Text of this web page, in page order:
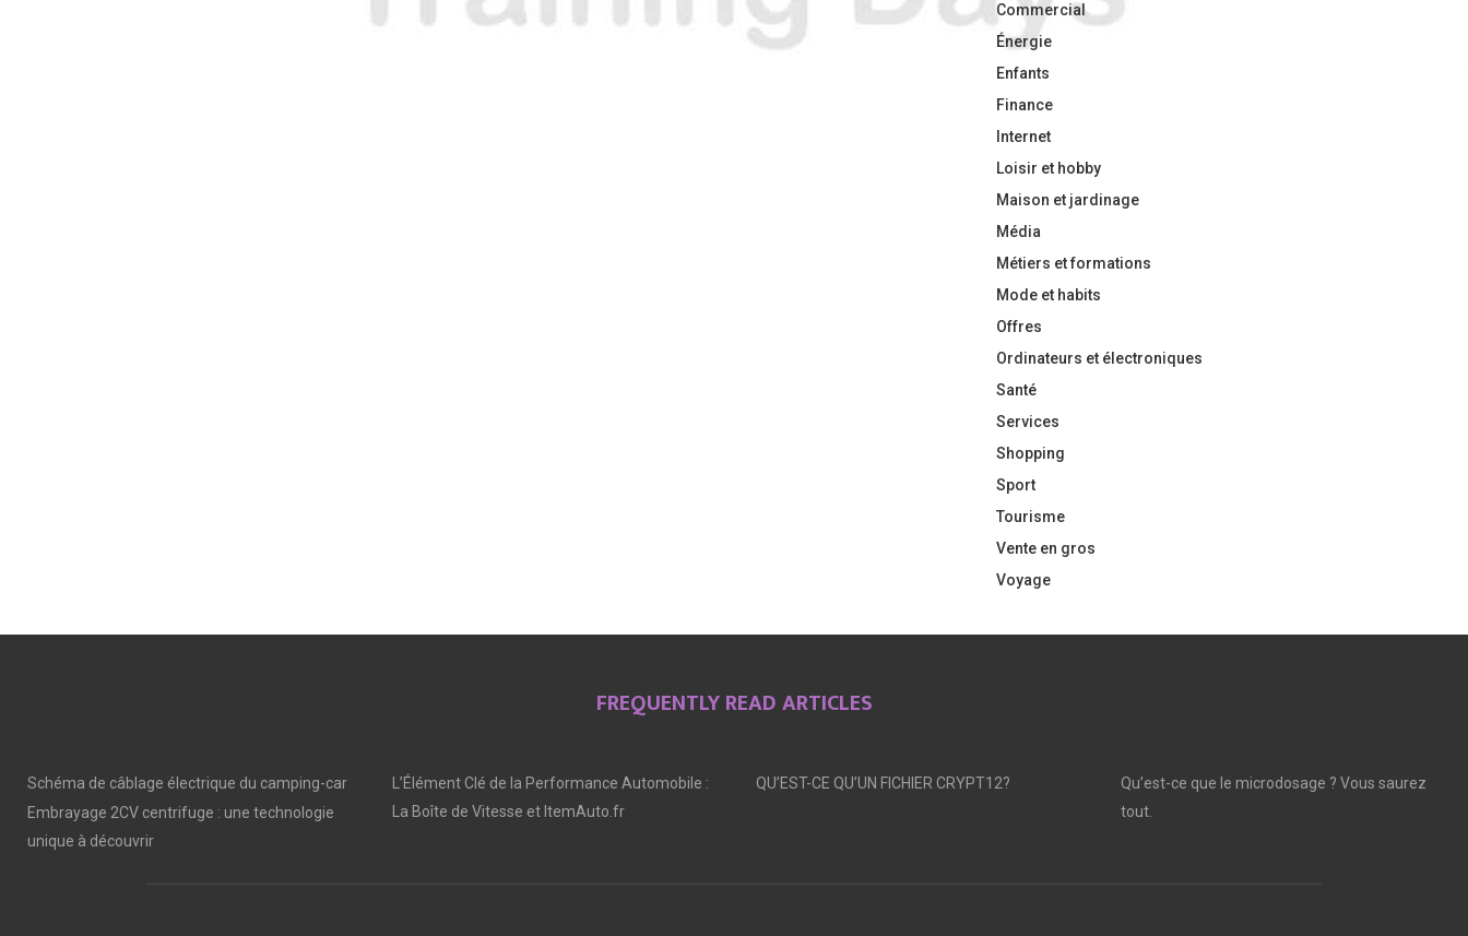
Commercial
Énergie
Enfants
Finance
Internet
Loisir et hobby
Maison et jardinage
Média
Métiers et formations
Mode et habits
Offres
Ordinateurs et électroniques
Santé
Services
Shopping
Sport
Tourisme
Vente en gros
Voyage
FREQUENTLY READ ARTICLES
Schéma de câblage électrique du camping-car
Embrayage 2CV centrifuge : une technologie
unique à découvrir
L’Élément Clé de la Performance Automobile :
La Boîte de Vitesse et ItemAuto.fr
QU’EST-CE QU’UN FICHIER CRYPT12?
Qu’est-ce que le microdosage ? Vous saurez
tout.